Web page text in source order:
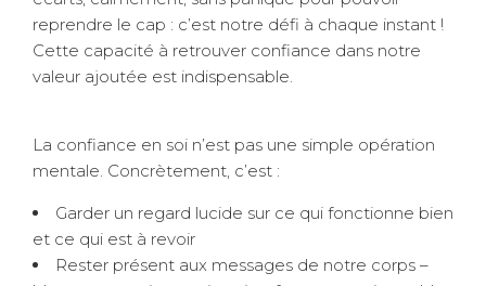
reprendre le cap : c’est notre défi à chaque instant !
Cette capacité à retrouver confiance dans notre
valeur ajoutée est indispensable.
La confiance en soi n’est pas une simple opération
mentale. Concrètement, c’est :
Garder un regard lucide sur ce qui fonctionne bien
et ce qui est à revoir
Rester présent aux messages de notre corps –